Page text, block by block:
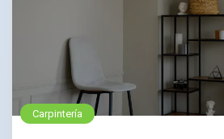
Carpintería